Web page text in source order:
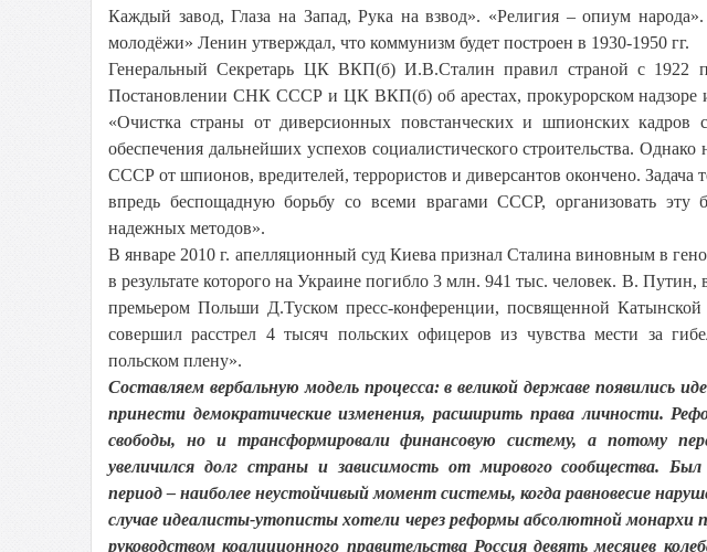
Каждый завод, Глаза на Запад, Рука на взвод». «Религия – опиум
молодёжи» Ленин утверждал, что коммунизм будет построен в 1930-1950 гг.
Генеральный Секретарь ЦК ВКП(б) И.В.Сталин правил страной с 1922
Постановлении СНК СССР и ЦК ВКП(б) об арестах, прокурорском надзоре и
«Очистка страны от диверсионных повстанческих и шпионских
обеспечения дальнейших успехов социалистического строительства.
СССР от шпионов, вредителей, террористов и диверсантов окончено. Задача
впредь беспощадную борьбу со всеми врагами СССР, организовать
надежных методов».
В январе 2010 г. апелляционный суд Киева признал Сталина виновным в
в результате которого на Украине погибло 3 млн. 941 тыс. человек. В. Путин,
премьером Польши Д.Туском пресс-конференции, посвященной
совершил расстрел 4 тысяч польских офицеров из чувства мести за
польском плену».
Составляем вербальную модель процесса: в великой державе появились
принести демократические изменения, расширить права личности.
свободы, но и трансформировали финансовую систему, а потому
увеличился долг страны и зависимость от мирового сообщества.
период – наиболее неустойчивый момент системы, когда равновесие
случае идеалисты-утописты хотели через реформы абсолютной монархи
руководством коалиционного правительства Россия девять месяцев